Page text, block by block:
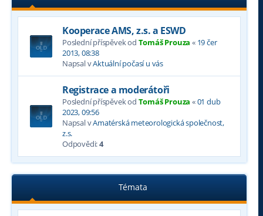
Kooperace AMS, z.s. a ESWD
Poslední příspěvek od Tomáš Prouza « 19 čer
2013, 08:38
Napsal vAktuální počasí u vás
Registrace a moderátoři
Poslední příspěvek od Tomáš Prouza «01 dub
2023, 09:56
Napsal vAmatérská meteorologická společnost,
z.s.
Odpovědi:4
Témata